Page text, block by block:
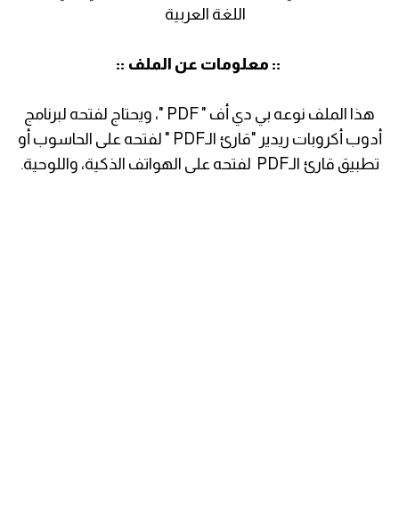
اللغة العربية
:: معلومات عن الملف ::
هذا الملف نوعه بي دي أف " PDF "، ويحتاج لفتحه لبرنامج
أدوب أكروبات ريدير "قارئ الـPDF " لفتحه على الحاسوب أو
تطبيق قارئ الـPDF لفتحه على الهواتف الذكية، واللوحية.